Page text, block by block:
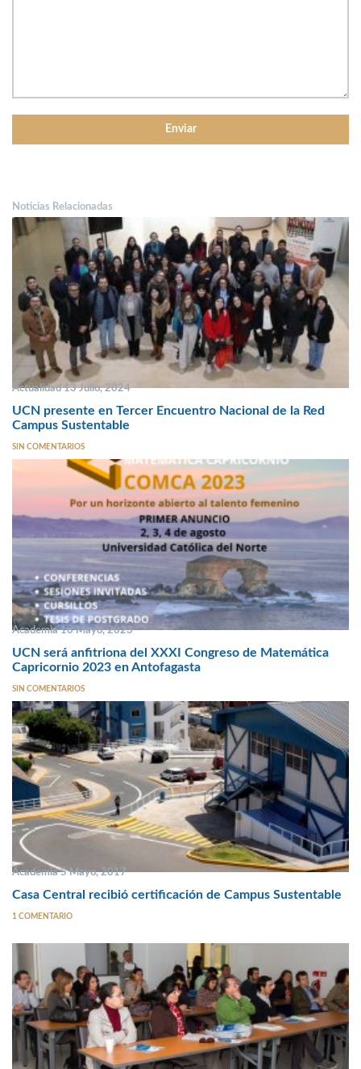
Noticias Relacionadas
Actualidad 13 Julio, 2024
UCN presente en Tercer Encuentro Nacional de la Red
Campus Sustentable
SIN COMENTARIOS
Academia 10 Mayo, 2023
UCN será anfitriona del XXXI Congreso de Matemática
Capricornio 2023 en Antofagasta
SIN COMENTARIOS
Academia 5 Mayo, 2017
Casa Central recibió certificación de Campus Sustentable
1 COMENTARIO